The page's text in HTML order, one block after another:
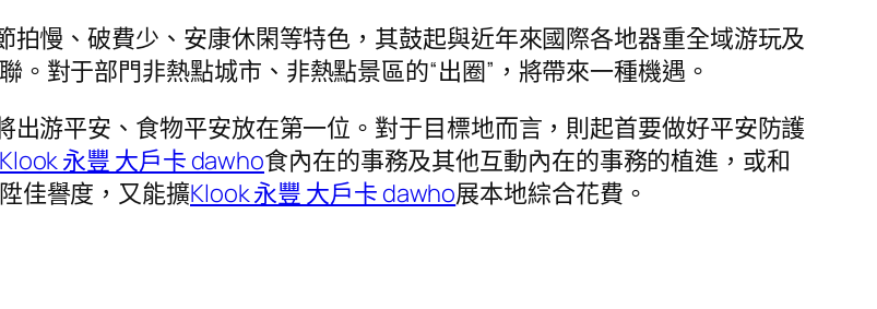
拍慢、破費少、安康休閑等特色，其鼓起與近年來國際各地器重全域游玩及
對于部門非熱點城市、非熱點景區的“出圈”，將帶來一種機遇。
出游平安、食物平安放在第一位。對于目標地而言，則起首要做好平安防護
Klook 永豐 大戶卡 dawho食內在的事務及其他互動內在的事務的植進，或和
佳譽度，又能擴Klook 永豐 大戶卡 dawho展本地綜合花費。